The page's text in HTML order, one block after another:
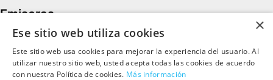
Emisoras
Colombia Romántica
Colombia Salsa Rosa
×
Ese sitio web utiliza cookies
Este sitio web usa cookies para mejorar la experiencia del usuario. Al
utilizar nuestro sitio web, usted acepta todas las cookies de acuerdo
con nuestra Política de cookies. Más información